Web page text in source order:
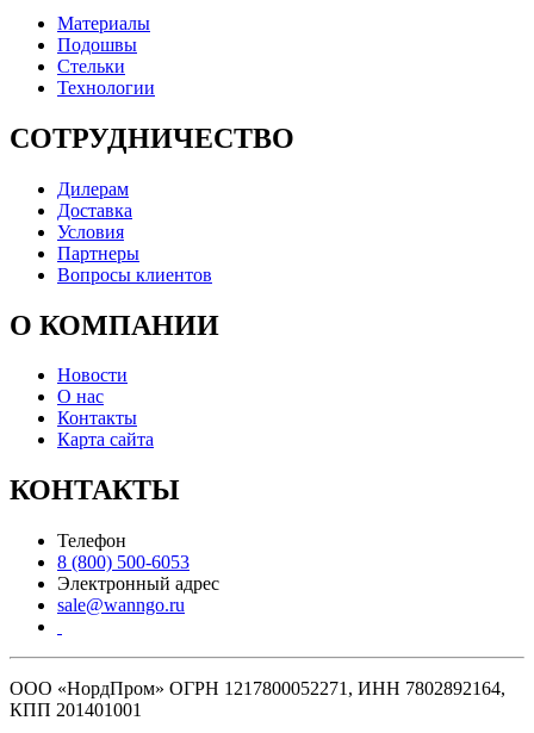
Материалы
Подошвы
Стельки
Технологии
СОТРУДНИЧЕСТВО
Дилерам
Доставка
Условия
Партнеры
Вопросы клиентов
О КОМПАНИИ
Новости
О нас
Контакты
Карта сайта
КОНТАКТЫ
Телефон
8 (800) 500-6053
Электронный адрес
sale@wanngo.ru
ООО «НордПром» ОГРН 1217800052271, ИНН 7802892164,
КПП 201401001